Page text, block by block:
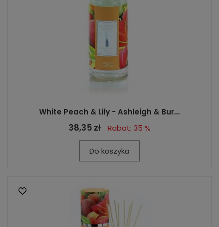
White Peach & Lily - Ashleigh & Bur...
38,35 zł Rabat: 35 %
Do koszyka